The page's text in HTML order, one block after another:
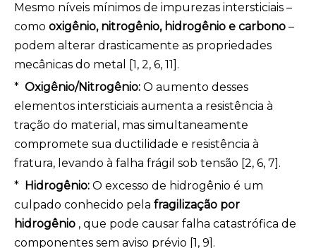
Mesmo níveis mínimos de impurezas intersticiais –
como oxigênio, nitrogênio, hidrogênio e carbono –
podem alterar drasticamente as propriedades
mecânicas do metal [1, 2, 6, 11].
* Oxigênio/Nitrogênio: O aumento desses
elementos intersticiais aumenta a resistência à
tração do material, mas simultaneamente
compromete sua ductilidade e resistência à
fratura, levando à falha frágil sob tensão [2, 6, 7].
* Hidrogênio: O excesso de hidrogênio é um
culpado conhecido pela fragilização por
hidrogênio , que pode causar falha catastrófica de
componentes sem aviso prévio [1, 9].